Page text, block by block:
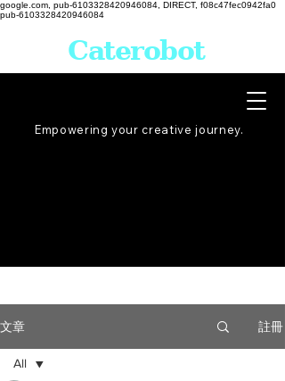
google.com, pub-6103328420946084, DIRECT, f08c47fec0942fa0
pub-6103328420946084
Empowering your creative journey.
Caterobot
文章 註冊
All